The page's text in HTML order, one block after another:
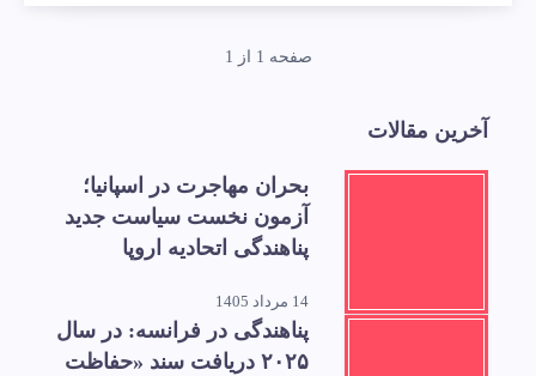
صفحه 1 از 1
آخرین مقالات
بحران مهاجرت در اسپانیا؛
آزمون نخست سیاست جدید
پناهندگی اتحادیه اروپا
14 مرداد 1405
پناهندگی در فرانسه: در سال
۲۰۲۵ دریافت سند «حفاظت